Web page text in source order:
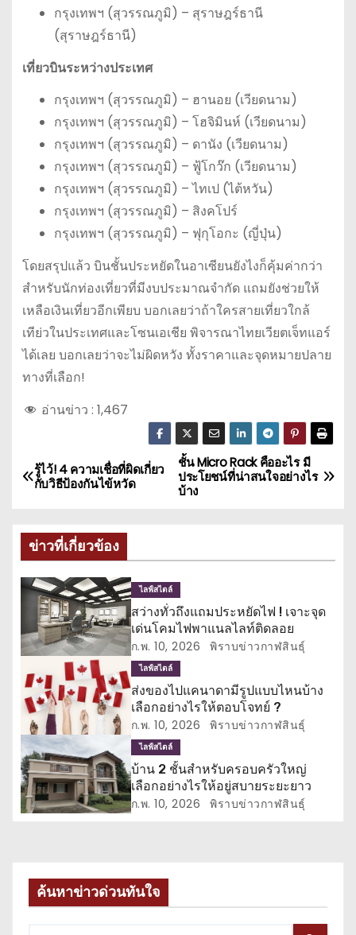
กรุงเทพฯ (สุวรรณภูมิ) – สุราษฎร์ธานี
(สุราษฎร์ธานี)
เที่ยวบินระหว่างประเทศ
กรุงเทพฯ (สุวรรณภูมิ) – ฮานอย (เวียดนาม)
กรุงเทพฯ (สุวรรณภูมิ) – โฮจิมินห์ (เวียดนาม)
กรุงเทพฯ (สุวรรณภูมิ) – ดานัง (เวียดนาม)
กรุงเทพฯ (สุวรรณภูมิ) – ฟู้โกว๊ก (เวียดนาม)
กรุงเทพฯ (สุวรรณภูมิ) – ไทเป (ไต้หวัน)
กรุงเทพฯ (สุวรรณภูมิ) – สิงคโปร์
กรุงเทพฯ (สุวรรณภูมิ) – ฟุกุโอกะ (ญี่ปุ่น)
โดยสรุปแล้ว บินชั้นประหยัดในอาเซียนยังไงก็คุ้มค่ากว่า
สำหรับนักท่องเที่ยวที่มีงบประมาณจำกัด แถมยังช่วยให้
เหลือเงินเที่ยวอีกเพียบ บอกเลยว่าถ้าใครสายเที่ยวใกล้
เทีย่วในประเทศและโซนเอเชีย พิจารณาไทยเวียตเจ็ทแอร์
ได้เลย บอกเลยว่าจะไม่ผิดหวัง ทั้งราคาและจุดหมายปลาย
ทางที่เลือก!
อ่านข่าว : 1,467
แ
ะ
แ
น
ว
เ
รื่
อ
ง
ชั้น Micro Rack คืออะไร มี
ประโยชน์ที่น่าสนใจอย่างไร
บ้าง
รู้ไว้! 4 ความเชื่อที่ผิดเกี่ยว
กับวิธีป้องกันไข้หวัด
ข่าวที่เกี่ยวข้อง
ไลฟ์สไตล์
สว่างทั่วถึงแถมประหยัดไฟ ! เจาะจุด
เด่นโคมไฟพาแนลไลท์ติดลอย
ก.พ. 10, 2026 พิราบข่าวกาฬสินธุ์
ไลฟ์สไตล์
ส่งของไปแคนาดามีรูปแบบไหนบ้าง
เลือกอย่างไรให้ตอบโจทย์ ?
ก.พ. 10, 2026 พิราบข่าวกาฬสินธุ์
ไลฟ์สไตล์
บ้าน 2 ชั้นสำหรับครอบครัวใหญ่
เลือกอย่างไรให้อยู่สบายระยะยาว
ก.พ. 10, 2026 พิราบข่าวกาฬสินธุ์
ค้นหาข่าวด่วนทันใจ